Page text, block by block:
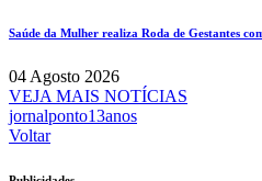
Saúde da Mulher realiza Roda de Gestantes
04 Agosto 2026
VEJA MAIS NOTÍCIAS
jornalponto13anos
Voltar